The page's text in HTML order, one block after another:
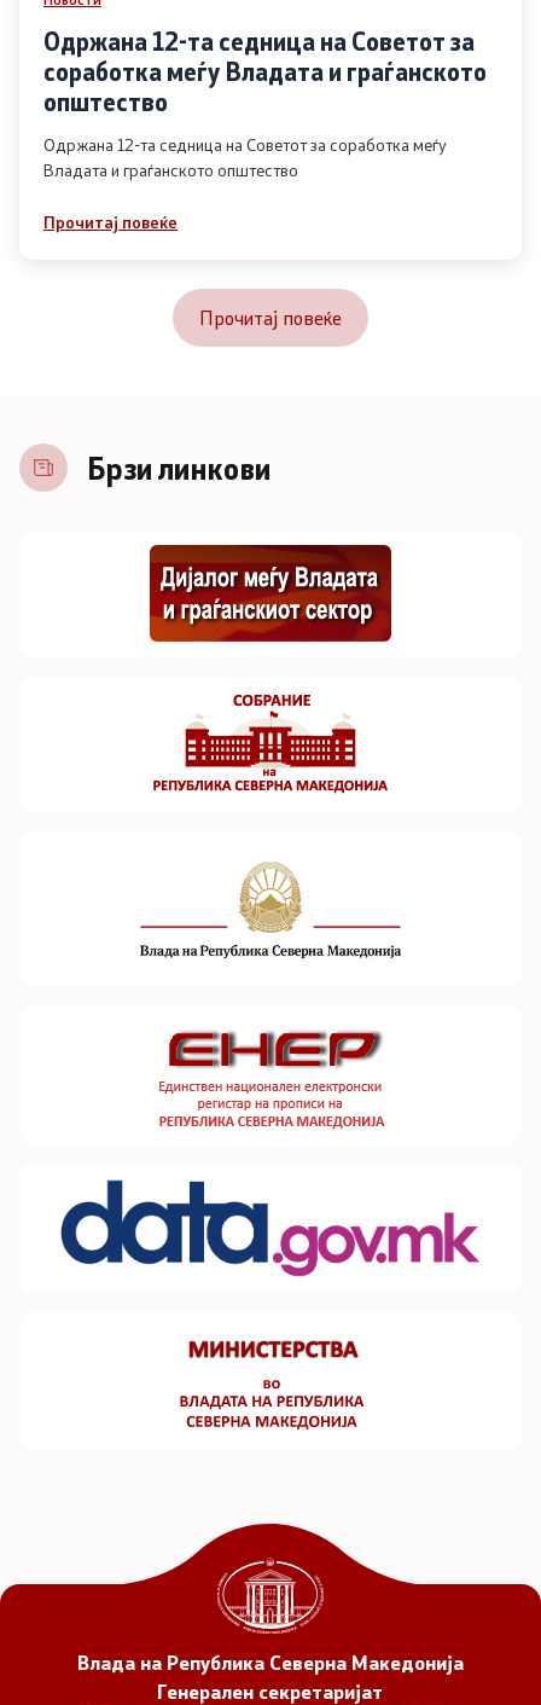
Одржана 12-та седница на Советот за
соработка меѓу Владата и граѓанското
општество
Одржана 12-та седница на Советот за соработка меѓу
Владата и граѓанското општество
Прочитај повеќе
Прочитај повеќе
Брзи линкови
Влада на Република Северна Македонија
Генерален секретаријат